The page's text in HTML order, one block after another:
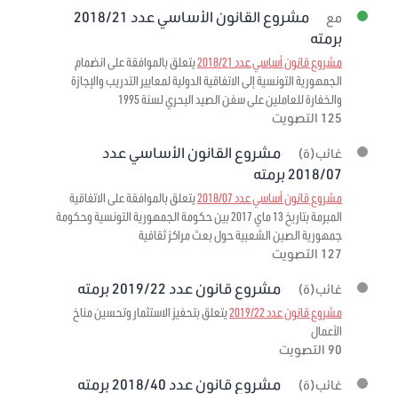
مع
مشروع القانون الأساسي عدد 2018/21
برمته
مشروع قانون أساسي عدد 2018/21
يتعلق بالموافقة على انضمام
الجمهورية التونسية إلى الاتفاقية الدولية لمعايير التدريب والإجازة
والخفارة للعاملين على سفن الصيد البحري لسنة 1995
125 التصويت
غائب(ة)
مشروع القانون الأساسي عدد
2018/07 برمته
مشروع قانون أساسي عدد 2018/07
يتعلق بالموافقة على الاتفاقية
المبرمة بتاريخ 13 ماي 2017 بين حكومة الجمهورية التونسية وحكومة
جمهورية الصين الشعبية حول بعث مراكز ثقافية
127 التصويت
غائب(ة) مشروع قانون عدد 2019/22 برمته
مشروع قانون عدد 2019/22
يتعلق بتحفيز الاستثمار وتحسين مناخ
الأعمال
90 التصويت
غائب(ة) مشروع قانون عدد 2018/40 برمته